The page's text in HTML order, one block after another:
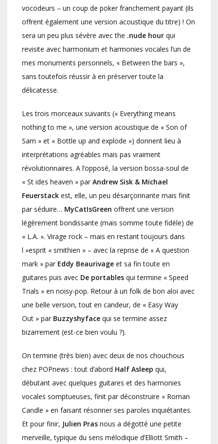
vocodeurs – un coup de poker franchement payant (ils
offrent également une version acoustique du titre) ! On
sera un peu plus sévère avec the .nude hour qui
revisite avec harmonium et harmonies vocales l’un de
mes monuments personnels, « Between the bars »,
sans toutefois réussir à en préserver toute la
délicatesse.
Les trois morceaux suivants (« Everything means
nothing to me », une version acoustique de « Son of
Sam » et « Bottle up and explode ») donnent lieu à
interprétations agréables mais pas vraiment
révolutionnaires. A l’opposé, la version bossa-soul de
« St ides heaven » par Andrew Sisk & Michael
Feuerstack est, elle, un peu désarçonnante mais finit
par séduire… MyCatIsGreen offrent une version
légèrement bondissante (mais somme toute fidèle) de
« L.A. ». Virage rock – mais en restant toujours dans
l »esprit « smithien » – avec la reprise de « A question
mark » par Eddy Beaurivage et sa fin toute en
guitares puis avec De portables qui termine « Speed
Trials » en noisy-pop. Retour à un folk de bon aloi avec
une belle version, tout en candeur, de « Easy Way
Out » par Buzzyshyface qui se termine assez
bizarrement (est-ce bien voulu ?).
On termine (très bien) avec deux de nos chouchous
chez POPnews : tout d’abord Half Asleep qui,
débutant avec quelques guitares et des harmonies
vocales somptueuses, finit par déconstruire « Roman
Candle » en faisant résonner ses paroles inquiétantes.
Et pour finir, Julien Pras nous a dégotté une petite
merveille, typique du sens mélodique d’Elliott Smith –